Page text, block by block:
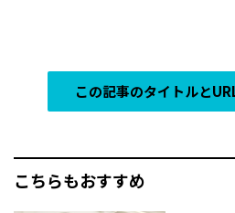
この記事のタイトルと
こちらもおすすめ